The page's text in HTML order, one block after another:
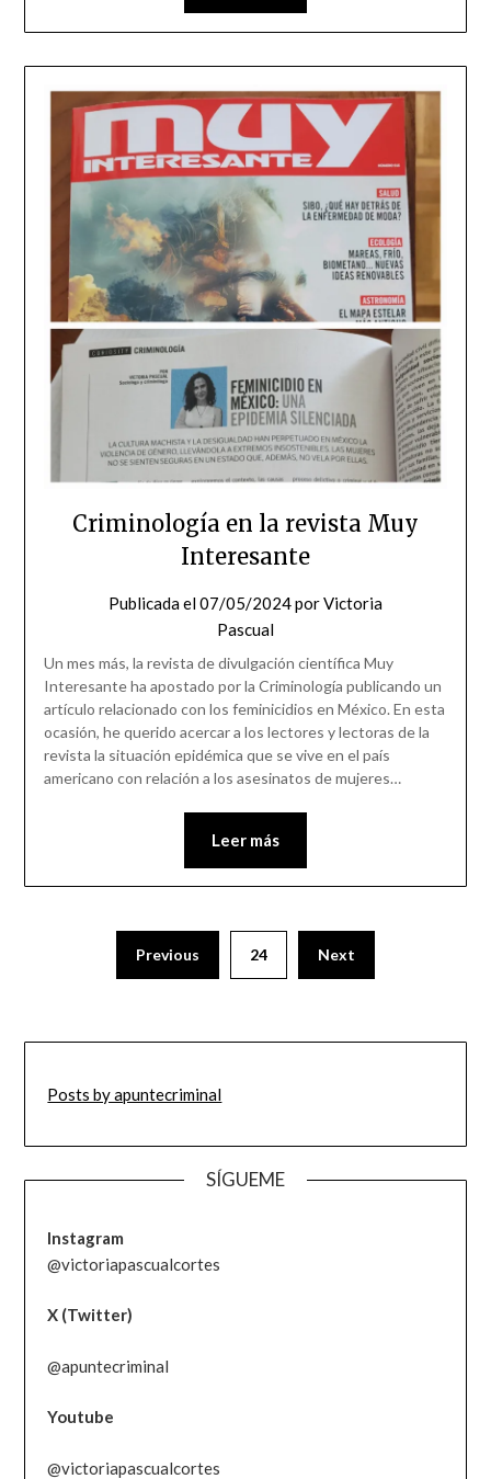
Criminología en la revista Muy
Interesante
Publicada el07/05/2024porVictoria
Pascual
Un mes más, la revista de divulgación científica Muy
Interesante ha apostado por la Criminología publicando un
artículo relacionado con los feminicidios en México. En esta
ocasión, he querido acercar a los lectores y lectoras de la
revista la situación epidémica que se vive en el país
americano con relación a los asesinatos de mujeres…
Leer más
Previous 24 Next
Posts by apuntecriminal
SÍGUEME
Instagram
@victoriapascualcortes
X (Twitter)
@apuntecriminal
Youtube
@victoriapascualcortes